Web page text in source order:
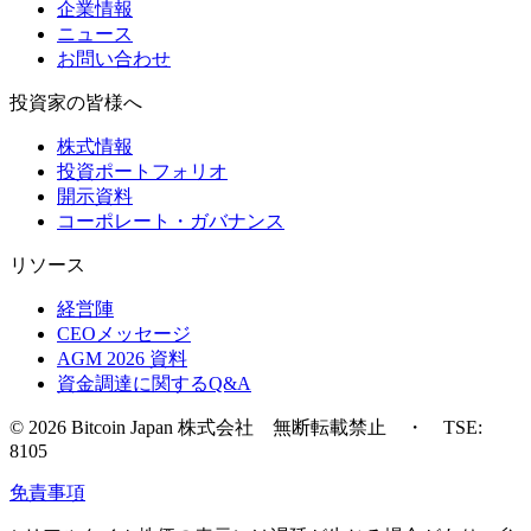
企業情報
ニュース
お問い合わせ
投資家の皆様へ
株式情報
投資ポートフォリオ
開示資料
コーポレート・ガバナンス
リソース
経営陣
CEOメッセージ
AGM 2026 資料
資金調達に関するQ&A
© 2026 Bitcoin Japan 株式会社 無断転載禁止 ・ TSE:
8105
免責事項